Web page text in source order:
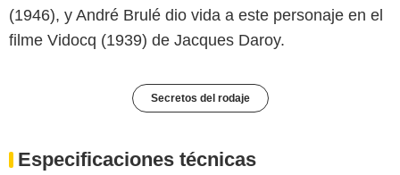
(1946), y André Brulé dio vida a este personaje en el
filme Vidocq (1939) de Jacques Daroy.
Secretos del rodaje
Especificaciones técnicas